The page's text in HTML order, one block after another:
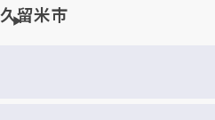
久留米市